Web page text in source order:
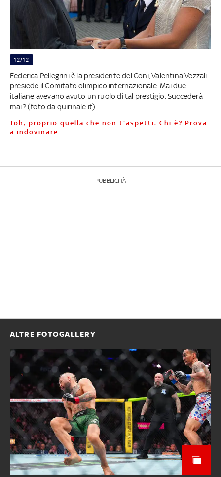
12/12
Federica Pellegrini è la presidente del Coni, Valentina Vezzali
presiede il Comitato olimpico internazionale. Mai due
italiane avevano avuto un ruolo di tal prestigio. Succederà
mai? (foto da quirinale.it)
Toh, proprio quella che non t'aspetti. Chi è? Prova
a indovinare
PUBBLICITÀ
ALTRE FOTOGALLERY